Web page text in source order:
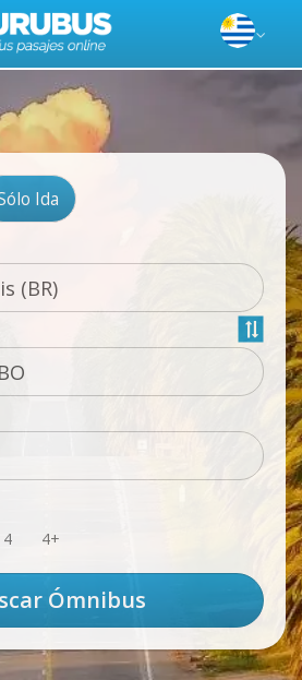
Ida
4 4+